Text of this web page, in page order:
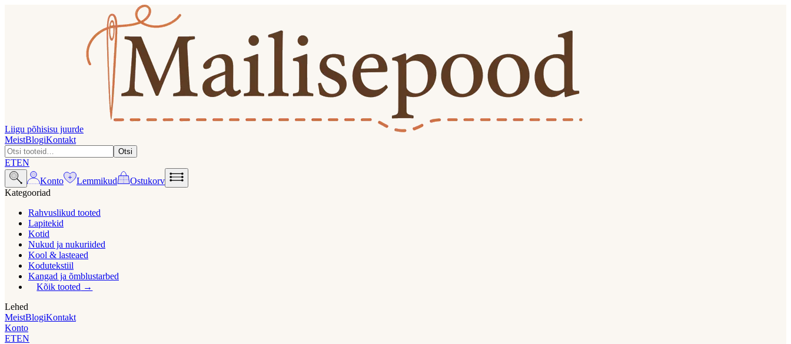
Liigu põhisisu juurde
MeistBlogiKontakt
Otsi
ETEN
Konto
Lemmikud
Ostukorv
Kategooriad
Rahvuslikud tooted
Lapitekid
Kotid
Nukud ja nukuriided
Kool & lasteaed
Kodutekstiil
Kangad ja õmblustarbed
Kõik tooted
Lehed
MeistBlogiKontakt
Konto
ETEN